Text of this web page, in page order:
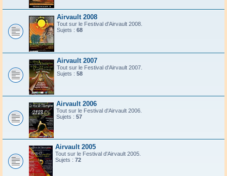
Airvault 2008
Tout sur le Festival d'Airvault 2008.
Sujets : 68
Airvault 2007
Tout sur le Festival d'Airvault 2007.
Sujets : 58
Airvault 2006
Tout sur le Festival d'Airvault 2006.
Sujets : 57
Airvault 2005
Tout sur le Festival d'Airvault 2005.
Sujets : 72